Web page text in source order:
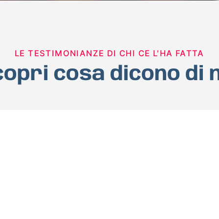
LE TESTIMONIANZE DI CHI CE L'HA FATTA
cosa dicono di